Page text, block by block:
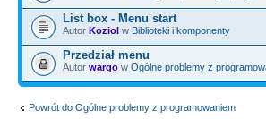
List box - Menu start
Autor Koziol w Biblioteki i komponenty
Przedział menu
Autor wargo w Ogólne problemy z
Powrót do Ogólne problemy z programowaniem